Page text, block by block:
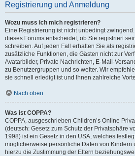
Registrierung und Anmeldung
Wozu muss ich mich registrieren?
Eine Registrierung ist nicht unbedingt
dieses Forums entscheidet, ob Sie registriert
schreiben. Auf jeden Fall erhalten Sie als
zusätzliche Funktionen, die Gästen nicht zur
Avatarbilder, Private Nachrichten, E-Mail-
zu Benutzergruppen und so weiter. Wir
sie schnell erledigt ist und Ihnen zahlreiche
Nach oben
Was ist COPPA?
COPPA, ausgeschrieben Children’s Online
(deutsch: Gesetz zum Schutz der Privatsphäre
1998) ist ein Gesetz in den USA, welches
möglicherweise persönliche Daten von Kindern
hierzu die Zustimmung der Eltern